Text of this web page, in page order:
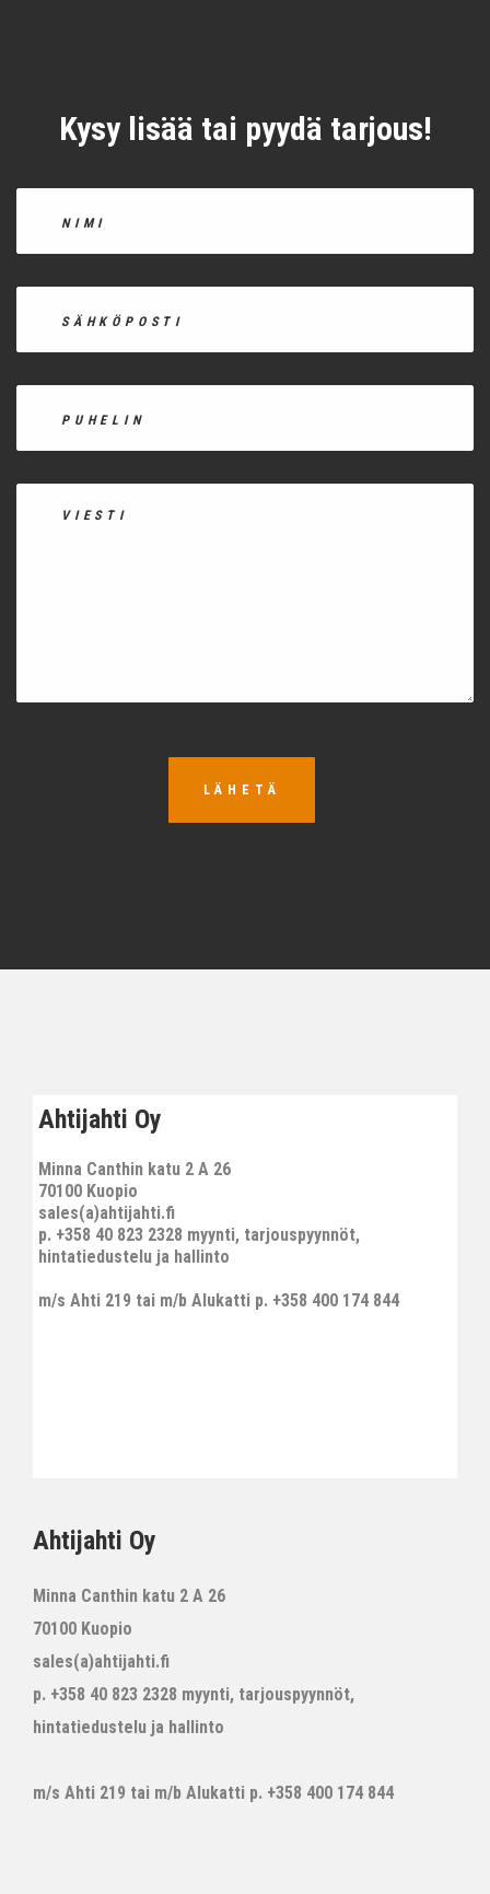
Kysy lisää tai pyydä tarjous!
LÄHETÄ
Ahtijahti Oy
Minna Canthin katu 2 A 26
70100 Kuopio
sales(a)ahtijahti.fi
p. +358 40 823 2328 myynti, tarjouspyynnöt,
hintatiedustelu ja hallinto
m/s Ahti 219 tai m/b Alukatti p. +358 400 174 844
Ahtijahti Oy
Minna Canthin katu 2 A 26
70100 Kuopio
sales(a)ahtijahti.fi
p. +358 40 823 2328 myynti, tarjouspyynnöt,
hintatiedustelu ja hallinto
m/s Ahti 219 tai m/b Alukatti p. +358 400 174 844